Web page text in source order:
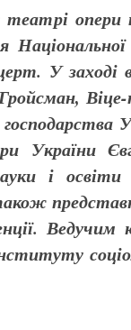
театрі
У
Віце-
України
і
Ведучим